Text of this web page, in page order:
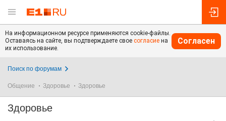
На информационном ресурсе применяются cookie-файлы.
Оставаясь на сайте, вы подтверждаете свое согласие на
их использование.
Согласен
Поиск по форумам
Общение Здоровье Здоровье
Здоровье